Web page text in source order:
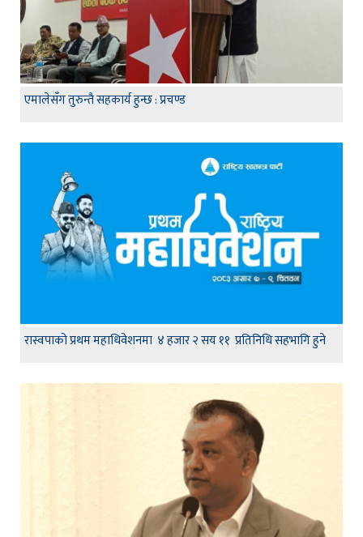
एमालेसँग तुरुन्तै सहकार्य हुन्छ : प्रचण्ड
रास्वपाको प्रथम महाधिवेशनमा ४ हजार २ सय ११ प्रतिनिधि सहभागि हुने